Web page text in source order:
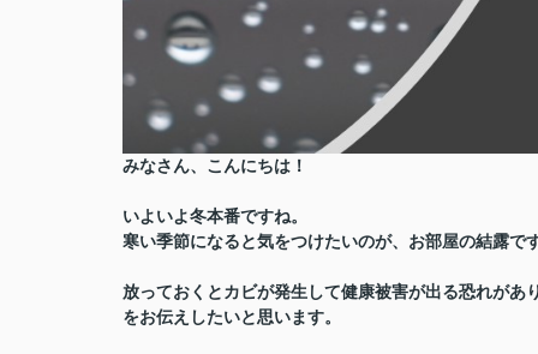
みなさん、こんにちは！
いよいよ冬本番ですね。
寒い季節になると気をつけたいのが、お部屋の結露で
放っておくとカビが発生して健康被害が出る恐れがあ
をお伝えしたいと思います。